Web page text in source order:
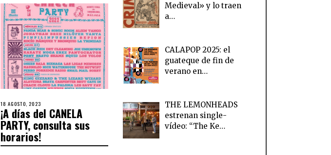
18 AGOSTO, 2023
¡A días del CANELA
PARTY, consulta sus
horarios!
Medieval» y lo traen
a…
CALAPOP 2025: el
guateque de fin de
verano en…
THE LEMONHEADS
estrenan single-
vídeo: “The Ke…